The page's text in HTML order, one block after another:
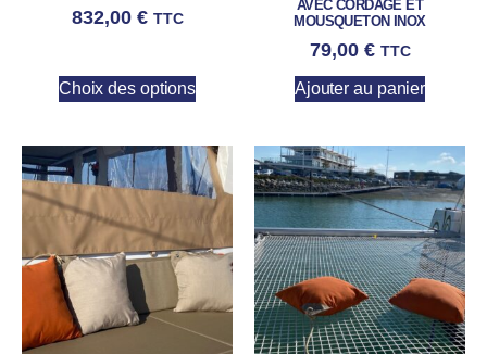
832,00 € TTC
Choix des options
AVEC CORDAGE ET
MOUSQUETON INOX
79,00 € TTC
Ajouter au panier